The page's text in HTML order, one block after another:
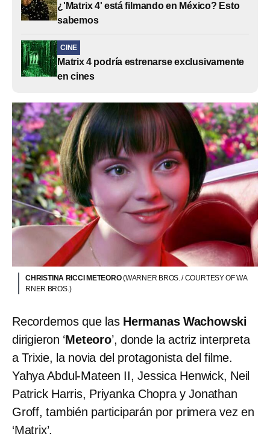
¿'Matrix 4' está filmando en México? Esto
sabemos
CINE
Matrix 4 podría estrenarse exclusivamente
en cines
CHRISTINA RICCI METEORO(WARNER BROS. / COURTESY OF WA
RNER BROS.)
Recordemos que las Hermanas Wachowski
dirigieron ‘Meteoro’, donde la actriz interpreta
a Trixie, la novia del protagonista del filme.
Yahya Abdul-Mateen II, Jessica Henwick, Neil
Patrick Harris, Priyanka Chopra y Jonathan
Groff, también participarán por primera vez en
‘Matrix’.